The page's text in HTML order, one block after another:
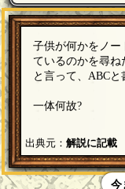
子供が何かをノー
ているのかを尋ね
と言って、ABCと
一体何故?
出典元：解説に記載
今